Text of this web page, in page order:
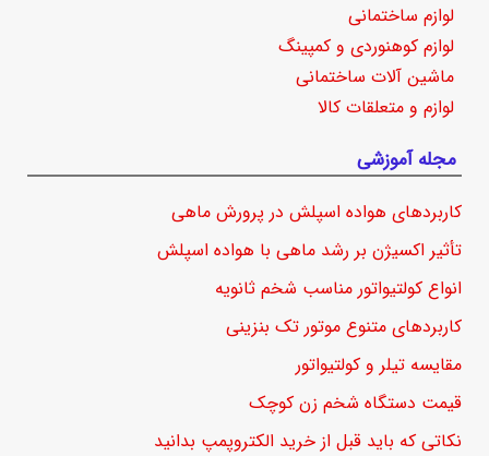
لوازم ساختمانی
لوازم کوهنوردی و کمپینگ
ماشین آلات ساختمانی
لوازم و متعلقات کالا
مجله آموزشی
کاربردهای هواده اسپلش در پرورش ماهی
تأثیر اکسیژن بر رشد ماهی با هواده اسپلش
انواع کولتیواتور مناسب شخم ثانویه
کاربردهای متنوع موتور تک بنزینی
مقایسه تیلر و کولتیواتور
قیمت دستگاه شخم زن کوچک
نکاتی که باید قبل از خرید الکتروپمپ بدانید